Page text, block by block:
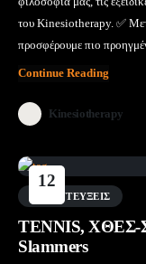
του Kinesiotherapy. ✅
προσφέρουμε πιο
Continue Reading
Kinesiotherapy
12
ΣΥΝΕΝΤΕΎΞΕΙΣ
TENNIS,
Slammers